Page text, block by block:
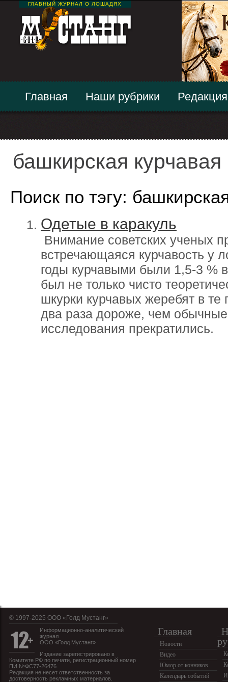
ГЛАВНЫЙ ЖУРНАЛ О ЛОШАДЯХ
Главная Наши рубрики Редакция
башкирская курчавая
Поиск по тэгу:
Одетые в каракуль
Внимание советских ученых
встречающаяся курчавость у
годы курчавыми были 1,5-3 %
был не только чисто
шкурки курчавых жеребят в те
два раза дороже, чем
исследования прекратились.
© 1997-2025 OOO «Голд Мустанг»
Информационно-аналитический
журнал
ООО «Голд Мустанг»
Издание зарегистрировано в
Комитете РФ по печати, регистрационный номер
ПИ №ФС77-26476.
Редакция не несет ответственность за
достоверность рекламных материалов.
Главная
Новости
Видео
Юмор от конников
Календарь событий